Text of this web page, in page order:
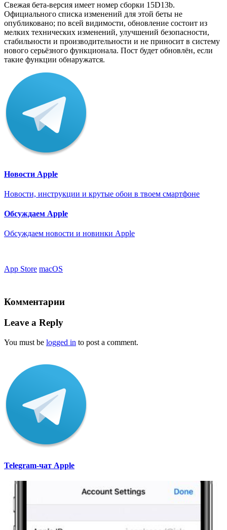
Свежая бета-версия имеет номер сборки 15D13b.
Официального списка изменений для этой беты не
опубликовано; по всей видимости, обновление состоит из
мелких технических изменений, улучшений безопасности,
стабильности и производительности и не приносит в систему
нового серьёзного функционала. Пост будет обновлён, если
такие функции обнаружатся.
Новости Apple
Новости, инструкции и крутые обои в твоем смартфоне
Обсуждаем Apple
Обсуждаем новости и новинки Apple
App Store macOS
Комментарии
Leave a Reply
You must be logged in to post a comment.
Telegram-чат Apple